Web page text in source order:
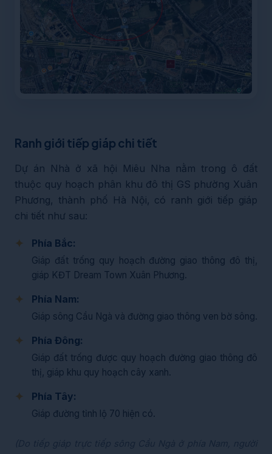
Ranh giới tiếp giáp chi tiết
Dự án Nhà ở xã hội Miêu Nha nằm trong ô đất
thuộc quy hoạch phân khu đô thị GS phường Xuân
Phương, thành phố Hà Nội, có ranh giới tiếp giáp
chi tiết như sau:
Phía Bắc:
Giáp đất trống quy hoạch đường giao thông đô thị,
giáp KĐT Dream Town Xuân Phương.
Phía Nam:
Giáp sông Cầu Ngà và đường giao thông ven bờ sông.
Phía Đông:
Giáp đất trống được quy hoạch đường giao thông đô
thị, giáp khu quy hoạch cây xanh.
Phía Tây:
Giáp đường tỉnh lộ 70 hiện có.